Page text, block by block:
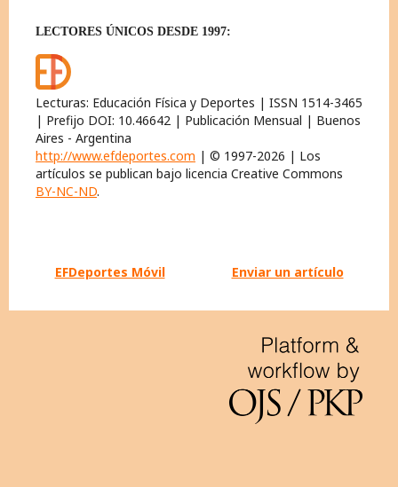
LECTORES ÚNICOS DESDE 1997:
Lecturas: Educación Física y Deportes | ISSN 1514-3465
| Prefijo DOI: 10.46642 | Publicación Mensual | Buenos
Aires - Argentina
http://www.efdeportes.com | © 1997-2026 | Los
artículos se publican bajo licencia Creative Commons
BY-NC-ND.
EFDeportes Móvil Enviar un artículo